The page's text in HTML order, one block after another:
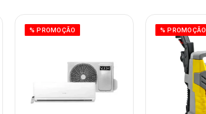
% PROMOÇÃO % PROMOÇÃO